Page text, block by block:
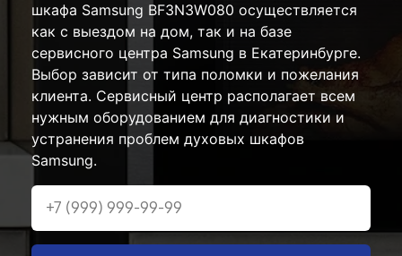
шкафа Samsung BF3N3W080 осуществляется
как с выездом на дом, так и на базе
сервисного центра Samsung в Екатеринбурге.
Выбор зависит от типа поломки и пожелания
клиента. Сервисный центр располагает всем
нужным оборудованием для диагностики и
устранения проблем духовых шкафов
Samsung.